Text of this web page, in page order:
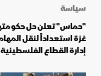
سياسة
"حماس" تعلن حل
غزة استعداداً لنقل
إدارة القطاع الفلسطينية